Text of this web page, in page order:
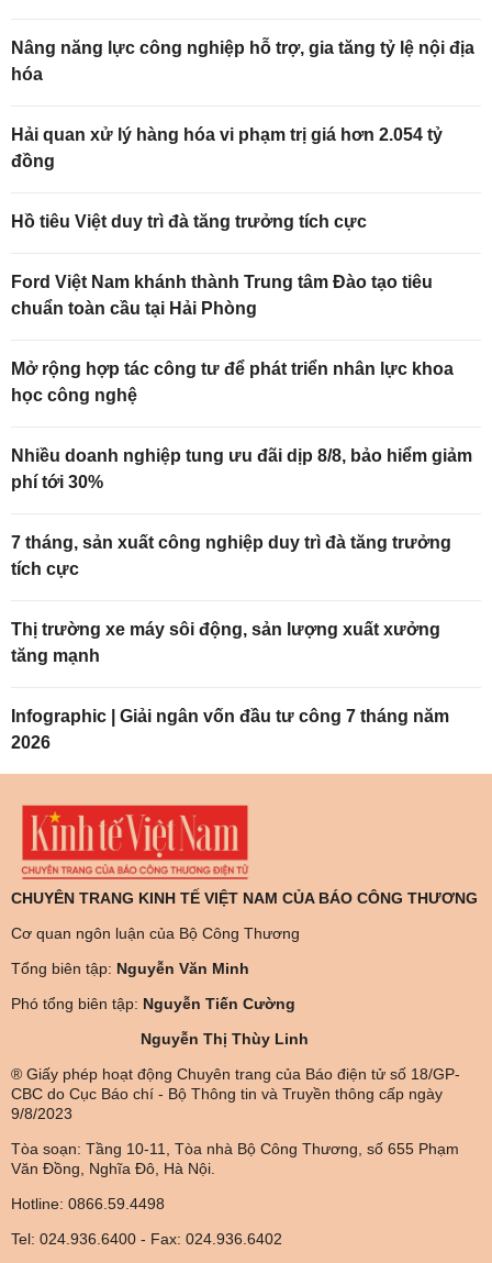
Nâng năng lực công nghiệp hỗ trợ, gia tăng tỷ lệ nội địa
hóa
Hải quan xử lý hàng hóa vi phạm trị giá hơn 2.054 tỷ
đồng
Hồ tiêu Việt duy trì đà tăng trưởng tích cực
Ford Việt Nam khánh thành Trung tâm Đào tạo tiêu
chuẩn toàn cầu tại Hải Phòng
Mở rộng hợp tác công tư để phát triển nhân lực khoa
học công nghệ
Nhiều doanh nghiệp tung ưu đãi dịp 8/8, bảo hiểm giảm
phí tới 30%
7 tháng, sản xuất công nghiệp duy trì đà tăng trưởng
tích cực
Thị trường xe máy sôi động, sản lượng xuất xưởng
tăng mạnh
Infographic | Giải ngân vốn đầu tư công 7 tháng năm
2026
CHUYÊN TRANG KINH TẾ VIỆT NAM CỦA BÁO CÔNG THƯƠNG
Cơ quan ngôn luận của Bộ Công Thương
Tổng biên tập: Nguyễn Văn Minh
Phó tổng biên tập: Nguyễn Tiến Cường
Nguyễn Thị Thùy Linh
® Giấy phép hoạt động Chuyên trang của Báo điện tử số 18/GP-
CBC do Cục Báo chí - Bộ Thông tin và Truyền thông cấp ngày
9/8/2023
Tòa soạn: Tầng 10-11, Tòa nhà Bộ Công Thương, số 655 Phạm
Văn Đồng, Nghĩa Đô, Hà Nội.
Hotline: 0866.59.4498
Tel: 024.936.6400 - Fax: 024.936.6402